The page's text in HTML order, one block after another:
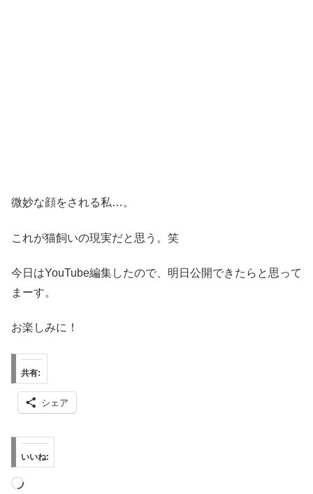
微妙な顔をされる私…。
これが猫飼いの現実だと思う。笑
今日はYouTube編集したので、明日公開できたらと思って
まーす。
お楽しみに！
共有:
シェア
いいね:
読